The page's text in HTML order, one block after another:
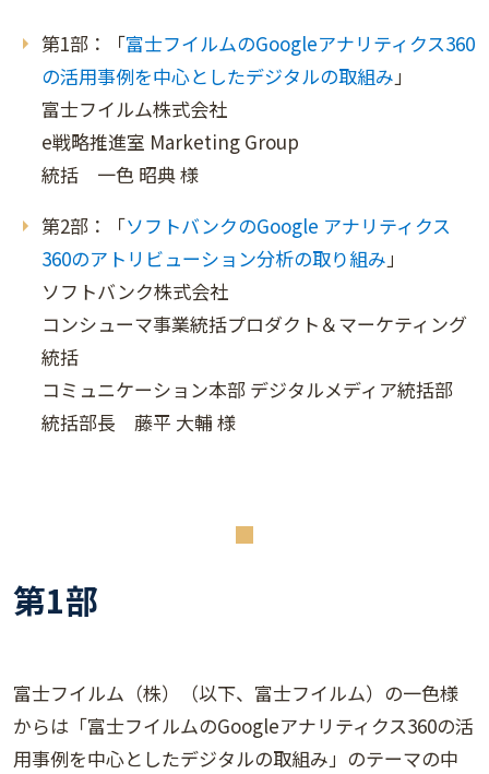
第1部：「富士フイルムのGoogleアナリティクス360
の活用事例を中心としたデジタルの取組み」
富士フイルム株式会社
e戦略推進室 Marketing Group
統括 一色 昭典 様
第2部：「ソフトバンクのGoogle アナリティクス
360のアトリビューション分析の取り組み」
ソフトバンク株式会社
コンシューマ事業統括プロダクト＆マーケティング
統括
コミュニケーション本部 デジタルメディア統括部
統括部長 藤平 大輔 様
第1部
富士フイルム（株）（以下、富士フイルム）の一色様
からは「富士フイルムのGoogleアナリティクス360の活
用事例を中心としたデジタルの取組み」のテーマの中